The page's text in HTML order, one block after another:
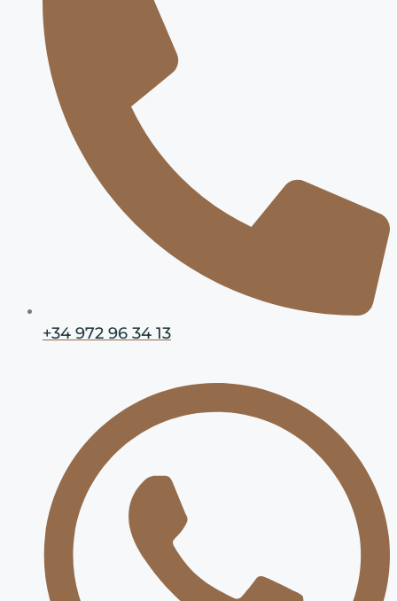
+34 972 96 34 13